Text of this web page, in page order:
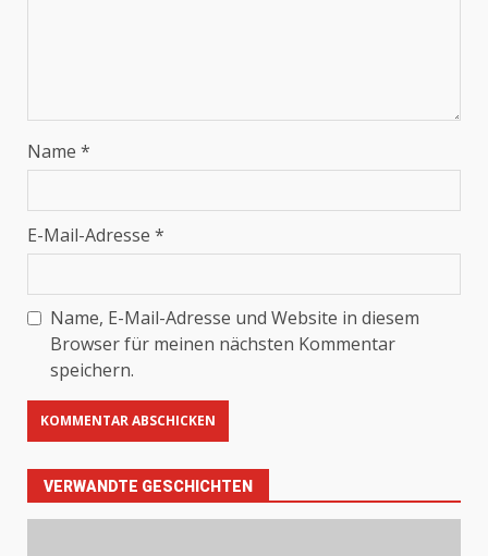
Name *
E-Mail-Adresse *
Name, E-Mail-Adresse und Website in diesem
Browser für meinen nächsten Kommentar
speichern.
VERWANDTE GESCHICHTEN